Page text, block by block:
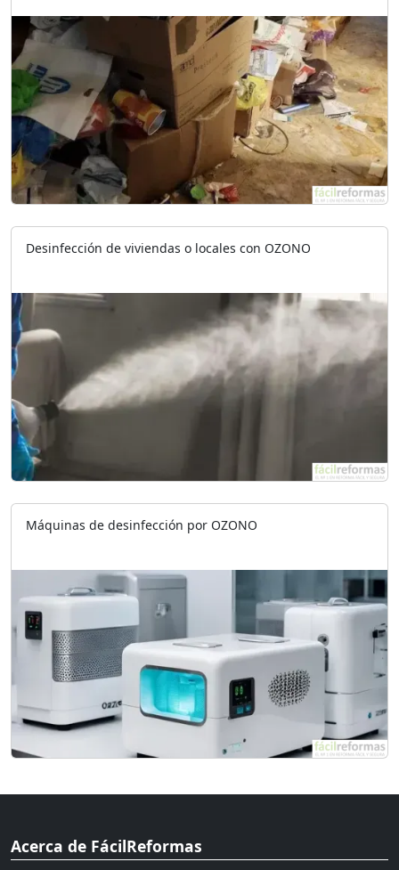
Desinfección de viviendas o locales con OZONO
Máquinas de desinfección por OZONO
Acerca de FácilReformas